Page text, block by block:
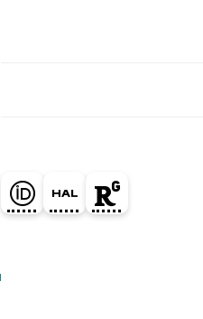
Page Orcid du membre
HAL sophie-
Page